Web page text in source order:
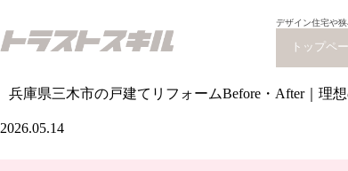
デザイン住宅や
トップペ
兵庫県三木市の戸建てリフォームBefore・After｜理
2026.05.14